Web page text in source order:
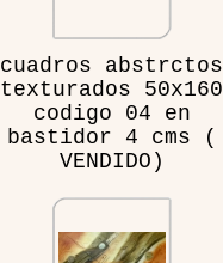
cuadros abstrctos
texturados 50x160
codigo 04 en
bastidor 4 cms (
VENDIDO)